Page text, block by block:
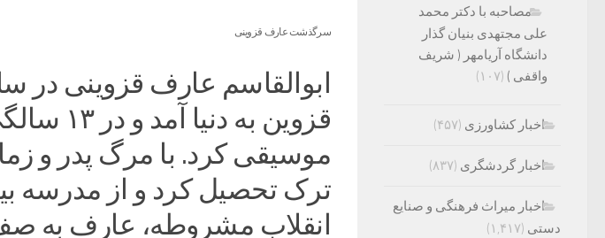
سرگذشت عارف قزوینی
قزوین به
ترک تحصیل کرد و از مدرسه
انقلاب مشروطه، عارف به
مصاحبه با دکتر محمد
علی مجتهدی بنیان گذار
دانشگاه آریامهر ( شریف
واقفی ) (۱۰۷)
اخبار کشاورزی (۴۵۷)
اخبار گردشگری (۸۳۷)
اخبار میراث فرهنگی و صنایع
دستی (۱,۴۱۷)